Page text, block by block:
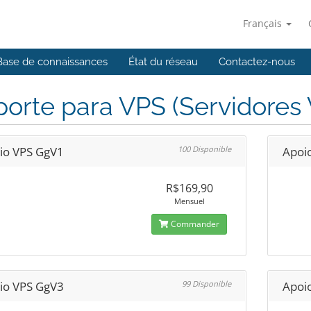
Français
de connaissances État du réseau Contactez-nous
para VPS (Servidores
VPS GgV1 100 Disponible
R$169,90
Mensuel
Commander
VPS GgV3 99 Disponible